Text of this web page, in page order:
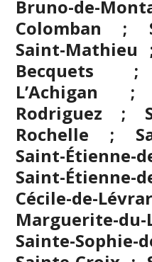
Bruno-de-
Colomban ;
Saint-Mathieu
Becquets ;
L’Achigan ;
Rodriguez ;
Rochelle ;
Saint-
Saint-Étienne-
Cécile-de-
Marguerite-
Sainte-